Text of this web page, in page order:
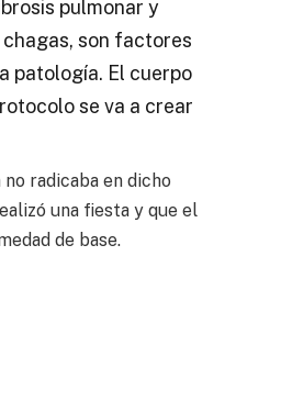
pulmonar y
son factores
patología. El cuerpo
se va a crear
radicaba en dicho
una fiesta y que el
de base.